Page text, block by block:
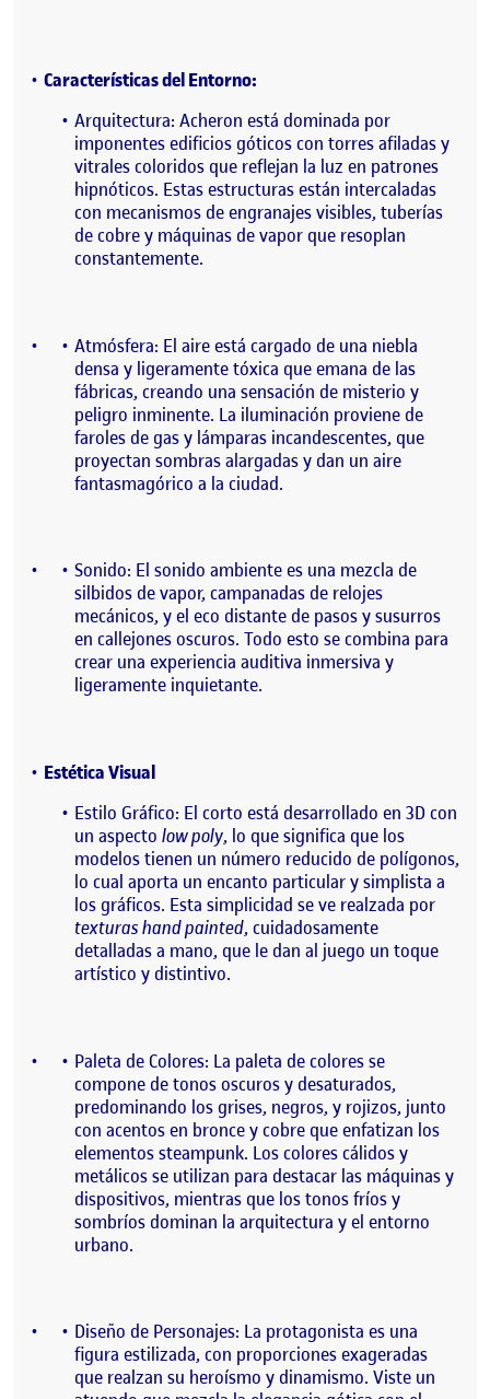
Características del Entorno:
Arquitectura: Acheron está dominada por
imponentes edificios góticos con torres afiladas y
vitrales coloridos que reflejan la luz en patrones
hipnóticos. Estas estructuras están intercaladas
con mecanismos de engranajes visibles, tuberías
de cobre y máquinas de vapor que resoplan
constantemente.
Atmósfera: El aire está cargado de una niebla
densa y ligeramente tóxica que emana de las
fábricas, creando una sensación de misterio y
peligro inminente. La iluminación proviene de
faroles de gas y lámparas incandescentes, que
proyectan sombras alargadas y dan un aire
fantasmagórico a la ciudad.
Sonido: El sonido ambiente es una mezcla de
silbidos de vapor, campanadas de relojes
mecánicos, y el eco distante de pasos y susurros
en callejones oscuros. Todo esto se combina para
crear una experiencia auditiva inmersiva y
ligeramente inquietante.
Estética Visual
Estilo Gráfico: El corto está desarrollado en 3D con
un aspecto low poly, lo que significa que los
modelos tienen un número reducido de polígonos,
lo cual aporta un encanto particular y simplista a
los gráficos. Esta simplicidad se ve realzada por
texturas hand painted, cuidadosamente
detalladas a mano, que le dan al juego un toque
artístico y distintivo.
Paleta de Colores: La paleta de colores se
compone de tonos oscuros y desaturados,
predominando los grises, negros, y rojizos, junto
con acentos en bronce y cobre que enfatizan los
elementos steampunk. Los colores cálidos y
metálicos se utilizan para destacar las máquinas y
dispositivos, mientras que los tonos fríos y
sombríos dominan la arquitectura y el entorno
urbano.
Diseño de Personajes: La protagonista es una
figura estilizada, con proporciones exageradas
que realzan su heroísmo y dinamismo. Viste un